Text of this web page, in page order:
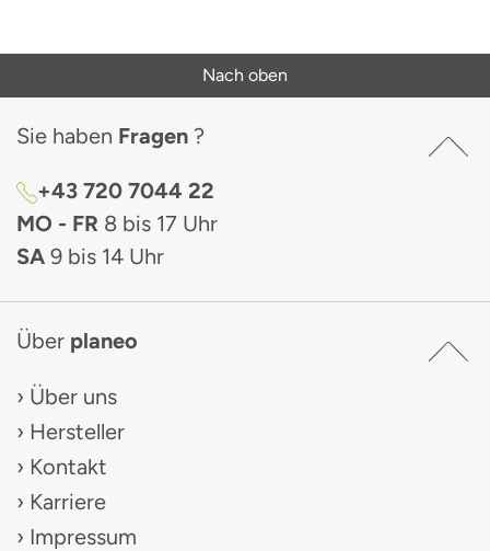
Nach oben
Sie haben Fragen ?
+43 720 7044 22
MO - FR 8 bis 17 Uhr
SA 9 bis 14 Uhr
Über planeo
Über uns
Hersteller
Kontakt
Karriere
Impressum